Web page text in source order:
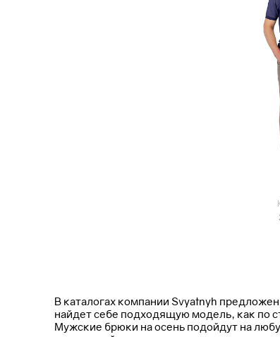
В каталогах компании Svyatnyh
найдет себе подходящую модель, как по
Мужские брюки на осень подойдут на